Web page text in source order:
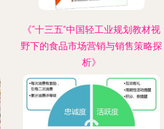
《“十三五”中国轻工业规划教材视
野下的食品市场营销与销售策略探
析》